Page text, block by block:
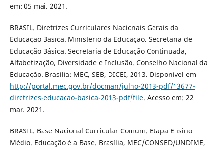
em: 05 mai. 2021.
BRASIL. Diretrizes Curriculares Nacionais Gerais da
Educação Básica. Ministério da Educação. Secretaria de
Educação Básica. Secretaria de Educação Continuada,
Alfabetização, Diversidade e Inclusão. Conselho Nacional da
Educação. Brasília: MEC, SEB, DICEI, 2013. Disponível em:
http://portal.mec.gov.br/docman/julho-2013-pdf/13677-
diretrizes-educacao-basica-2013-pdf/file. Acesso em: 22
mar. 2021.
BRASIL. Base Nacional Curricular Comum. Etapa Ensino
Médio. Educação é a Base. Brasília, MEC/CONSED/UNDIME,